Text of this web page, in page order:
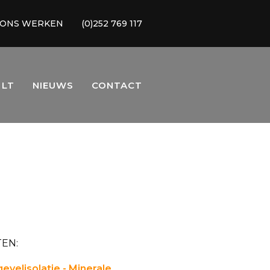
(0)252 769 117
WERKEN
NIEUWS CONTACT